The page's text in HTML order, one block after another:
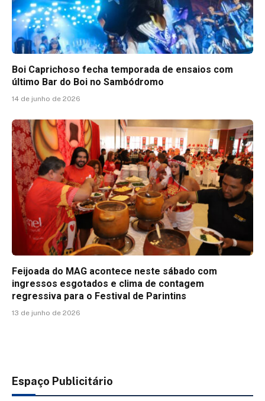
Boi Caprichoso fecha temporada de ensaios com
último Bar do Boi no Sambódromo
14 de junho de 2026
Feijoada do MAG acontece neste sábado com
ingressos esgotados e clima de contagem
regressiva para o Festival de Parintins
13 de junho de 2026
Espaço Publicitário